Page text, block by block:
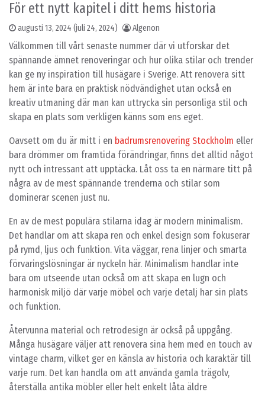
För ett nytt kapitel i ditt hems historia
augusti 13, 2024 (juli 24, 2024) Algenon
Välkommen till vårt senaste nummer där vi utforskar det
spännande ämnet renoveringar och hur olika stilar och trender
kan ge ny inspiration till husägare i Sverige. Att renovera sitt
hem är inte bara en praktisk nödvändighet utan också en
kreativ utmaning där man kan uttrycka sin personliga stil och
skapa en plats som verkligen känns som ens eget.
Oavsett om du är mitt i en badrumsrenovering Stockholm eller
bara drömmer om framtida förändringar, finns det alltid något
nytt och intressant att upptäcka. Låt oss ta en närmare titt på
några av de mest spännande trenderna och stilar som
dominerar scenen just nu.
En av de mest populära stilarna idag är modern minimalism.
Det handlar om att skapa ren och enkel design som fokuserar
på rymd, ljus och funktion. Vita väggar, rena linjer och smarta
förvaringslösningar är nyckeln här. Minimalism handlar inte
bara om utseende utan också om att skapa en lugn och
harmonisk miljö där varje möbel och varje detalj har sin plats
och funktion.
Återvunna material och retrodesign är också på uppgång.
Många husägare väljer att renovera sina hem med en touch av
vintage charm, vilket ger en känsla av historia och karaktär till
varje rum. Det kan handla om att använda gamla trägolv,
återställa antika möbler eller helt enkelt låta äldre